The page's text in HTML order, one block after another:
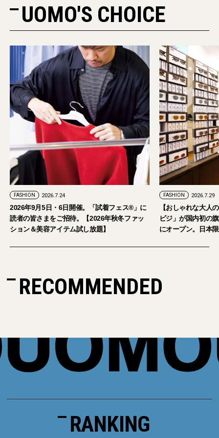
UOMO'S CHOICE
FASHION 2026.7.24
2026年9月5日・6日開催。「試着フェス®︎」に
読者の皆さまをご招待。【2026年秋冬ファッ
ション＆美容アイテム試し放題】
FASHION 2026.7.29
【おしゃれな大人
ピジ」が国内初の
にオープン。日本
RECOMMENDED
RANKING